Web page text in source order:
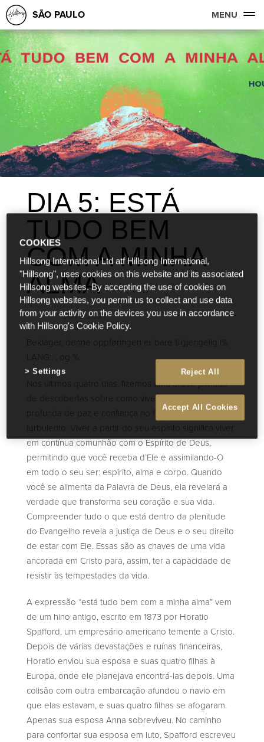
SÃO PAULO MENU
DIA 5: ESTÁ
TUDO BEM
COM A MINHA
ALMA
Jan 5 2021
Beklager, denne oppføringen er bare tilgjengelig i%
LANG:, : og %.
Nos últimos quatro dias, fizemos uma breve jornada
de descobertas sobre como viver com uma sensação
profunda de paz e confiança no futuro em um mundo
turbulento. Viver a partir do seu espírito significa viver
em contínua comunhão com o Espírito de Deus,
permitindo que você receba d’Ele e assimilando-O
em todo o seu ser: espírito, alma e corpo. Quando
você se alimenta da Palavra de Deus, ela revelará a
verdade que transforma seu coração e sua vida.
Compreender tudo o que está dentro da plenitude
do Evangelho revela a justiça de Deus e o seu direito
de estar com Ele. Essas são as chaves de uma vida
ancorada em Cristo para, assim, ter a capacidade de
resistir às tempestades da vida.
A expressão “está tudo bem com a minha alma” vem
de um hino antigo, escrito em 1873 por Horatio
Spafford, um empresário americano temente a Cristo.
Depois de várias devastações e ruínas financeiras,
Horatio enviou sua esposa e suas quatro filhas à
Europa, onde ele planejava encontrá-las depois. Uma
colisão com outra embarcação afundou o navio em
que elas estavam, e suas quatro filhas se afogaram.
Apenas sua esposa Anna sobreviveu. No caminho
para confortar sua esposa em luto, Spafford escreveu
COOKIES
Hillsong International Ltd atf Hillsong International,
"Hillsong", uses cookies on this website and its associated
Hillsong websites. By accepting the use of cookies on
Hillsong websites, you permit us to collect and use data
from your activity on the devices you use in accordance
with Hillsong's Cookie Policy.
Reject All
Accept All Cookies
Settings